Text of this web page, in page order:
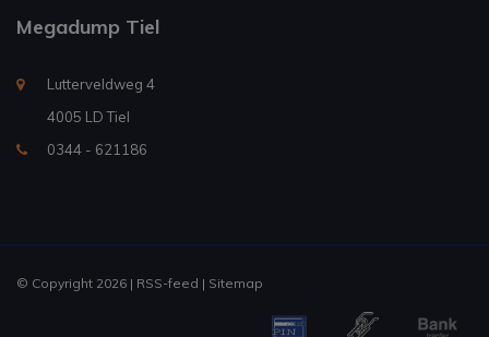
Megadump Tiel
Lutterveldweg 4
4005 LD Tiel
0344 - 621186
© Copyright 2026 | RSS-feed | Sitemap